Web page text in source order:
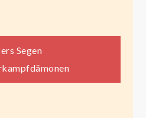
Segen